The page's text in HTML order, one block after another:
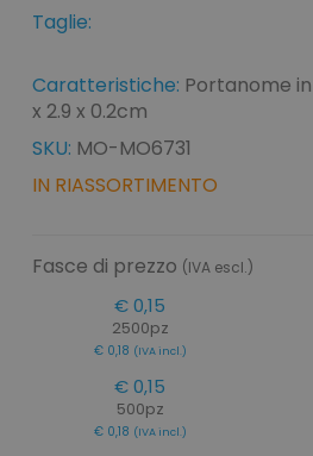
di
Taglie:
Caratteristiche: Portanome
x 2.9 x 0.2cm
SKU: MO-MO6731
IN RIASSORTIMENTO
Fasce di prezzo (IVA escl.)
€ 0,15
2500pz
€ 0,18 (IVA incl.)
€ 0,15
500pz
€ 0,18 (IVA incl.)